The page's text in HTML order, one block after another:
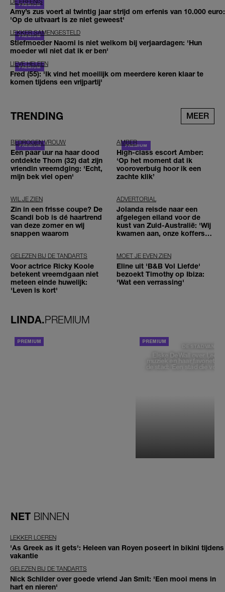
Amy’s zus voert al twintig jaar strijd om erfenis van 10.000 euro:
'Op de uitvaart is ze niet geweest'
LEKKER SAMENGESTELD
Stiefmoeder Naomi is niet welkom bij verjaardagen: 'Hun
moeder wil niet dat ik er ben'
LIEVE HELEEN
Fred (55): 'Ik vind het moeilijk om meerdere keren klaar te
komen tijdens een vrijpartij'
TRENDING MEER
BEDROGEN VROUW
Een paar uur na haar dood
ontdekte Thom (32) dat zijn
vriendin vreemdging: 'Echt,
mijn bek viel open'
AMBER
High-class escort Amber:
‘Op het moment dat ik
vooroverbuig hoor ik een
zachte klik’
WIL JE ZIEN
Zin in een frisse coupe? De
Scandi bob is dé haartrend
van deze zomer en wij
snappen waarom
ADVERTORIAL
Jolanda reisde naar een
afgelegen eiland voor de
kust van Zuid-Australië: 'Wij
kwamen aan, onze koffers
GELEZEN BIJ DE TANDARTS
Voor actrice Ricky Koole
betekent vreemdgaan niet
meteen einde huwelijk:
'Leven is kort'
MOET JE EVEN ZIEN
Eline uit 'B&B Vol Liefde'
bezoekt Timothy op Ibiza:
'Wat een verrassing'
LINDA.PREMIUM
DE STAD VAN
Elske DeWall over
muziek en haar favoriete
de stad: 'Een stad die
NET BINNEN
LEKKER LOEREN
'As Greek as it gets': Heleen van Royen poseert in bikini tijdens
vakantie
GELEZEN BIJ DE TANDARTS
Nick Schilder over goede vriend Jan Smit: 'Een mooi mens in
hart en nieren'